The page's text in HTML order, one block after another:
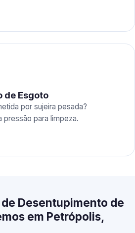
de Esgoto
por sujeira pesada?
pressão para limpeza.
Desentupimento de
em Petrópolis,